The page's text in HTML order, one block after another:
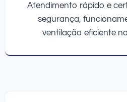
Atendimento rápido e
segurança,
ventilação eficiente